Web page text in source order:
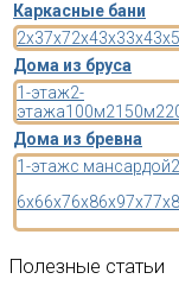
Каркасные бани
2x37x72x43x33x43x5
Дома из бруса
1-этаж2-
этажа100м2150м2
Дома из бревна
1-этажс мансардой
6x66x76x86x97x77x8
Полезные статьи